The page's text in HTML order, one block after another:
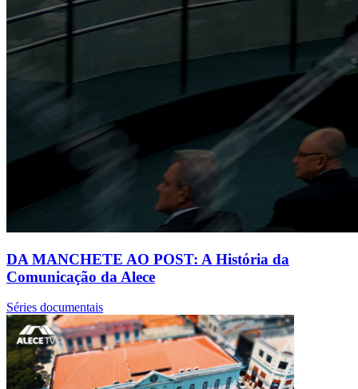
DA MANCHETE AO POST: A História da
Comunicação da Alece
Séries documentais